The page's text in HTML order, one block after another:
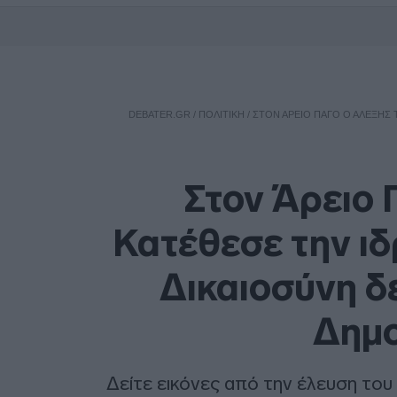
DEBATER.GR / ΠΟΛΙΤΙΚΗ / ΣΤΟΝ ΆΡΕΙΟ ΠΆΓΟ Ο ΑΛΈΞΗΣ
Στον Άρειο
Κατέθεσε την
Δικαιοσύνη
Δείτε εικόνες από την έλευση